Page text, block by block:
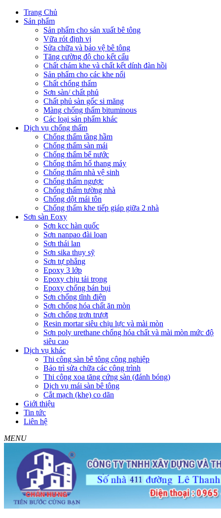
Trang Chủ
Sản phẩm
Sản phẩm cho sản xuất bê tông
Vữa rót định vị
Sửa chữa và bảo vệ bê tông
Tăng cường độ cho kết cấu
Chất chám khe và chất kết dính đàn hồi
Sản phẩm cho các khe nối
Chất chống thấm
Sơn sàn/ chất phủ
Chất phủ sàn gốc si măng
Màng chống thấm bituminous
Các loại sản phẩm khác
Dịch vụ chống thấm
Chống thấm tầng hầm
Chống thấm sàn mái
Chống thấm bể nước
Chống thấm hố thang máy
Chống thấm nhà vệ sinh
Chống thấm ngược
Chống thấm tường nhà
Chống dột mái tôn
Chống thấm khe tiếp giáp giữa 2 nhà
Sơn sàn Eoxy
Sơn kcc hàn quốc
Sơn nanpao đài loan
Sơn thái lan
Sơn sika thụy sỹ
Sơn tự phẳng
Epoxy 3 lớp
Epoxy chịu tải trọng
Epoxy chống bán bụi
Sơn chống tĩnh điện
Sơn chống hóa chất ăn mòn
Sơn chống trơn trượt
Resin mortar siêu chịu lực và mài mòn
Sơn poly urethane chống hóa chất và mài mòn mức độ
siêu cao
Dịch vụ khác
Thi công sàn bê tông công nghiệp
Bảo trì sửa chữa các công trình
Thi công xoa tăng cứng sàn (đánh bóng)
Dịch vụ mái sàn bê tông
Cắt mạch (khe) co dãn
Giới thiệu
Tin tức
Liên hệ
MENU